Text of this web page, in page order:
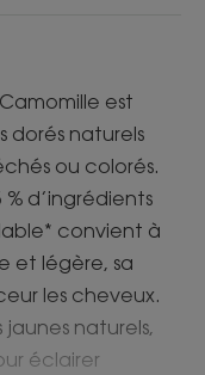
est
dorés naturels
ou colorés.
d’ingrédients
convient à
et légère, sa
les cheveux.
naturels,
éclairer